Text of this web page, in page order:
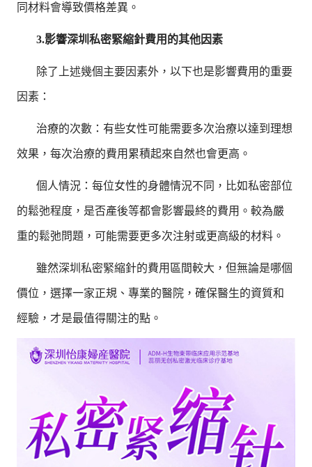
同材料會導致價格差異。
3.影響深圳私密緊縮針費用的其他因素
除了上述幾個主要因素外，以下也是影響費用的重要
因素：
治療的次數：有些女性可能需要多次治療以達到理想
效果，每次治療的費用累積起來自然也會更高。
個人情況：每位女性的身體情況不同，比如私密部位
的鬆弛程度，是否產後等都會影響最終的費用。較為嚴
重的鬆弛問題，可能需要更多次注射或更高級的材料。
雖然深圳私密緊縮針的費用區間較大，但無論是哪個
價位，選擇一家正規、專業的醫院，確保醫生的資質和
經驗，才是最值得關注的點。